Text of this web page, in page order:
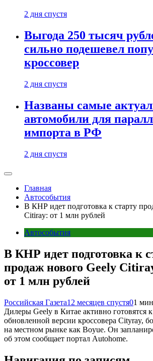
2 дня спустя
Выгода 250 тысяч
сильно подешевел
кроссовер
2 дня спустя
Названы самые
автомобили для
импорта в РФ
2 дня спустя
Главная
Автособытия
В КНР идет подготовка к старту
Citiray: от 1 млн рублей
Автособытия
В КНР идет подготовка к
продаж нового Geely
от 1 млн рублей
Российская Газета12 месяцев спустя01
Дилеры Geely в Китае активно готовятся
обновленной версии кроссовера Cityray,
на местном рынке как Boyue. Он
об этом сообщает портал Autohome.